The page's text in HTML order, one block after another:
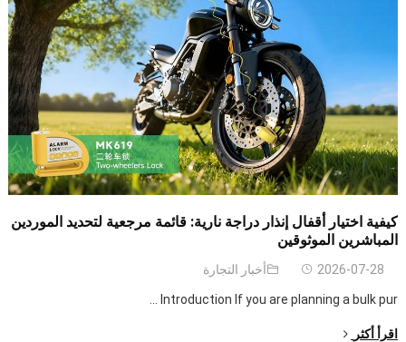
كيفية اختيار أقفال إنذار دراجة نارية: قائمة مرجعية لتحديد الموردين
المباشرين الموثوقين
2026-07-28 أخبار التجارة
Introduction If you are planning a bulk pur
اقرأ أكثر